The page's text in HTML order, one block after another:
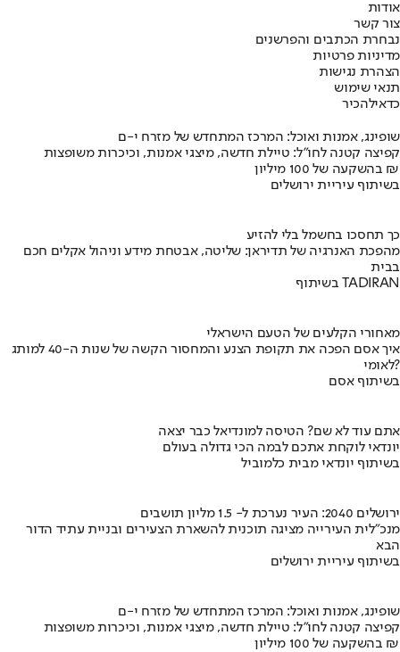
אודות
צור קשר
נבחרת הכתבים והפרשנים
מדיניות פרטיות
הצהרת נגישות
תנאי שימוש
כדאילהכיר
שופינג, אמנות ואוכל: המרכז המתחדש של מזרח י-ם
קפיצה קטנה לחו"ל: טיילת חדשה, מיצגי אמנות, וכיכרות משופצות
בהשקעה של 100 מיליון ₪
בשיתוף עיריית ירושלים
כך תחסכו בחשמל בלי להזיע
מהפכת האנרגיה של תדיראן: שליטה, אבטחת מידע וניהול אקלים חכם
בבית
בשיתוף TADIRAN
מאחורי הקלעים של הטעם הישראלי
איך אסם הפכה את תקופת הצנע והמחסור הקשה של שנות ה-40 למותג
לאומי?
בשיתוף אסם
אתם עוד לא שם? הטיסה למונדיאל כבר יצאה
יונדאי לוקחת אתכם לבמה הכי גדולה בעולם
בשיתוף יונדאי מבית כלמוביל
ירושלים 2040: העיר נערכת ל- 1.5 מליון תושבים
מנכ"לית העירייה מציגה תוכנית להשארת הצעירים ובניית עתיד הדור
הבא
בשיתוף עיריית ירושלים
שופינג, אמנות ואוכל: המרכז המתחדש של מזרח י-ם
קפיצה קטנה לחו"ל: טיילת חדשה, מיצגי אמנות, וכיכרות משופצות
בהשקעה של 100 מיליון ₪